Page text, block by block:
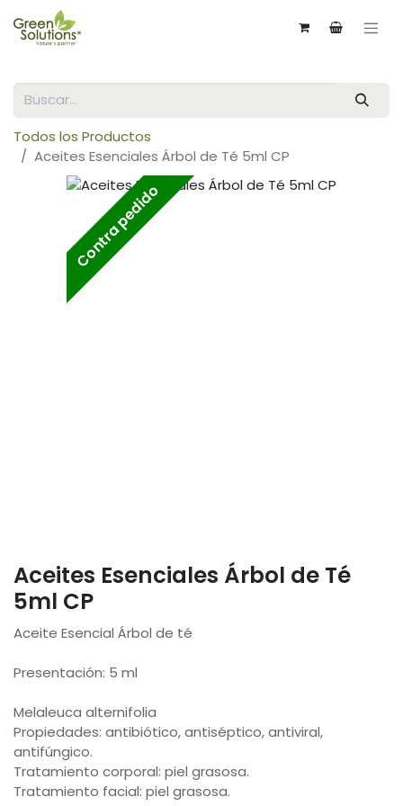
Todos los Productos
Aceites Esenciales Árbol de Té 5ml CP
Contra pedido
Aceites Esenciales Árbol de Té
5ml CP
Aceite Esencial Árbol de té
Presentación: 5 ml
Melaleuca alternifolia
Propiedades: antibiótico, antiséptico, antiviral,
antifúngico.
Tratamiento corporal: piel grasosa.
Tratamiento facial: piel grasosa.